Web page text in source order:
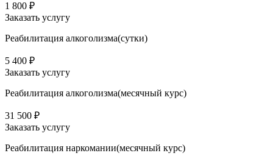
1 800 ₽
Заказать услугу
Реабилитация алкоголизма(cутки)
5 400 ₽
Заказать услугу
Реабилитация алкоголизма(месячный курс)
31 500 ₽
Заказать услугу
Реабилитация наркомании(месячный курс)